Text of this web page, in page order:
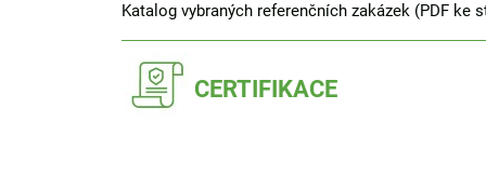
Katalog vybraných referenčních zakázek (PDF ke
CERTIFIKACE